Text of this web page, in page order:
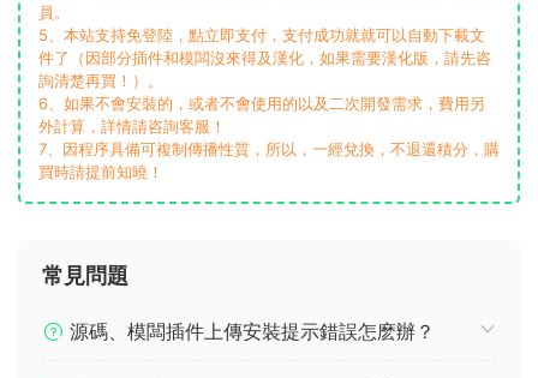
員。
5、本站支持免登陸，點立即支付，支付成功就就可以自動下載文
件了（因部分插件和模闆沒來得及漢化，如果需要漢化版，請先咨
詢清楚再買！）。
6、如果不會安裝的，或者不會使用的以及二次開發需求，費用另
外計算，詳情請咨詢客服！
7、因程序具備可複制傳播性質，所以，一經兌換，不退還積分，購
買時請提前知曉！
常見問題
源碼、模闆插件上傳安裝提示錯誤怎麽辦？